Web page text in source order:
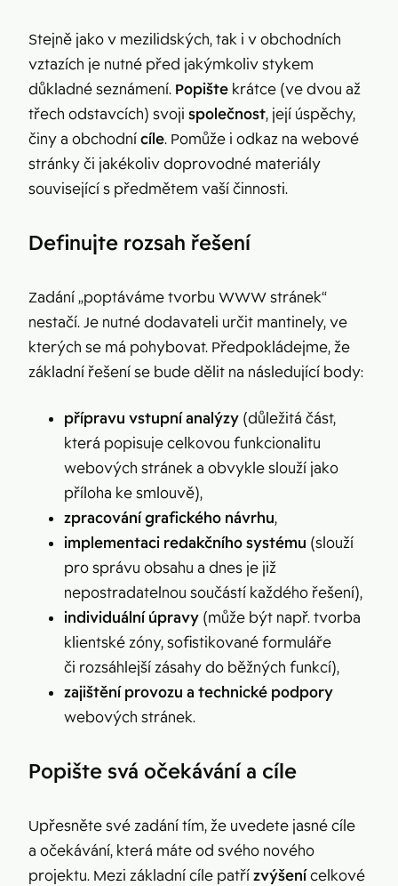
Stejně jako v mezilidských, tak i v obchodních
vztazích je nutné před jakýmkoliv stykem
důkladné seznámení. Popište krátce (ve dvou až
třech odstavcích) svoji společnost, její úspěchy,
činy a obchodnícíle. Pomůže i odkaz na webové
stránky či jakékoliv doprovodné materiály
související s předmětem vaší činnosti.
Definujte rozsah řešení
Zadání „poptáváme tvorbu WWW stránek“
nestačí. Je nutné dodavateli určit mantinely, ve
kterých se má pohybovat. Předpokládejme, že
základní řešení se bude dělit na následující body:
přípravu vstupní analýzy (důležitá část,
která popisuje celkovou funkcionalitu
webových stránek a obvykle slouží jako
příloha ke smlouvě),
zpracování grafického návrhu,
implementaci redakčního systému (slouží
pro správu obsahu a dnes je již
nepostradatelnou součástí každého řešení),
individuální úpravy (může být např. tvorba
klientské zóny, sofistikované formuláře
či rozsáhlejší zásahy do běžných funkcí),
zajištění provozu a technické podpory
webových stránek.
Popište svá očekávání a cíle
Upřesněte své zadání tím, že uvedete jasné cíle
a očekávání, která máte od svého nového
projektu. Mezi základní cíle patřízvýšenícelkové